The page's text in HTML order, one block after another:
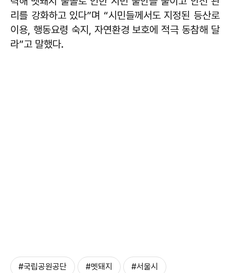
리를 강화하고 있다”며 “시민들께서도 지정된 등산로
이용, 행동요령 숙지, 자연환경 보호에 적극 동참해 달
라”고 말했다.
#국립공원공단 #멧돼지 #서울시